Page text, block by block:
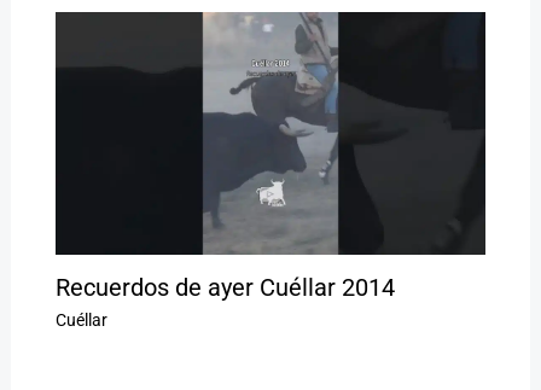
Recuerdos de ayer Cuéllar 2014
Cuéllar